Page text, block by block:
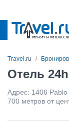
Travel.ru
Отель
Адрес: 1406
700 метров от